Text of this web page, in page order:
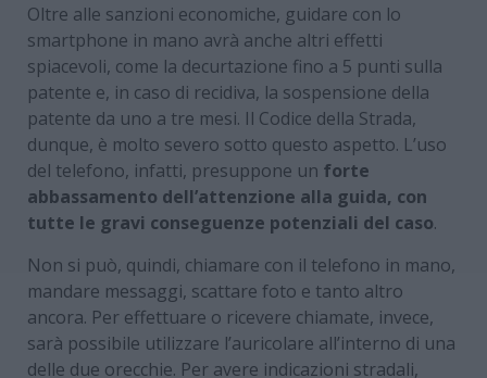
Oltre alle sanzioni economiche, guidare con lo
smartphone in mano avrà anche altri effetti
spiacevoli, come la decurtazione fino a 5 punti sulla
patente e, in caso di recidiva, la sospensione della
patente da uno a tre mesi. Il Codice della Strada,
dunque, è molto severo sotto questo aspetto. L’uso
del telefono, infatti, presuppone un forte
abbassamento dell’attenzione alla guida, con
tutte le gravi conseguenze potenziali del caso.
Non si può, quindi, chiamare con il telefono in mano,
mandare messaggi, scattare foto e tanto altro
ancora. Per effettuare o ricevere chiamate, invece,
sarà possibile utilizzare l’auricolare all’interno di una
delle due orecchie. Per avere indicazioni stradali,